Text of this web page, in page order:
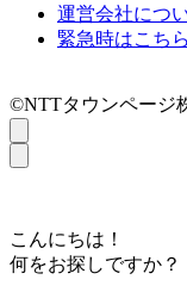
運営会社につ
緊急時はこちら
©NTTタウンページ
こんにちは！
何をお探しですか？